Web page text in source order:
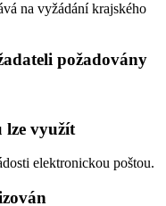
na vyžádání krajského
požadovány
lze využít
elektronickou poštou.